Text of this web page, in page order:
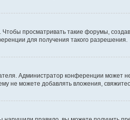
просматривать такие форумы,
для получения такого разрешения.
Администратор конференции может
не можете добавлять вложения,